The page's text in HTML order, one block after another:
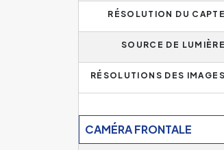
RÉSOLUTION DU
SOURCE DE LUMIÈRE
RÉSOLUTIONS DES
CAMÉRA FRONTALE